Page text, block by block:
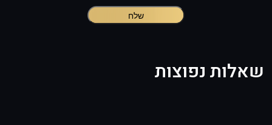
שלח
שאלות נפוצות